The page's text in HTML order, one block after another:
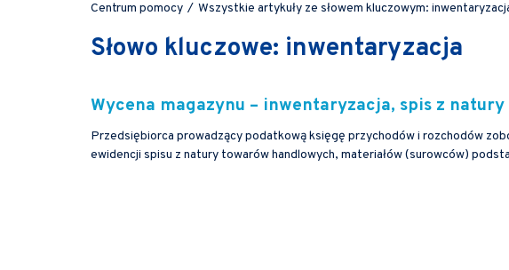
Centrum pomocy / Wszystkie artykuły ze słowem kluczowym:
Słowo kluczowe: inwentaryzacja
Wycena magazynu – inwentaryzacja, spis z natury
Przedsiębiorca prowadzący podatkową księgę przychodów i rozchodów
ewidencji spisu z natury towarów handlowych, materiałów (surowców)